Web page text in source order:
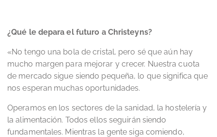
¿Qué le depara el futuro a Christeyns?
«No tengo una bola de cristal, pero sé que aún hay
mucho margen para mejorar y crecer. Nuestra cuota
de mercado sigue siendo pequeña, lo que significa que
nos esperan muchas oportunidades.
Operamos en los sectores de la sanidad, la hostelería y
la alimentación. Todos ellos seguirán siendo
fundamentales. Mientras la gente siga comiendo,